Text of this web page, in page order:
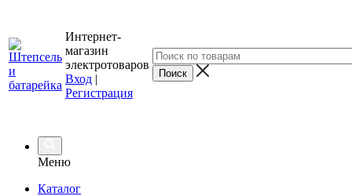
Интернет-
магазин
электротоваров
Вход |
Регистрация
Меню
Каталог